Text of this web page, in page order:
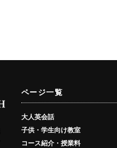
ページ一覧
大人英会話
子供・学生向け教室
コース紹介・授業料